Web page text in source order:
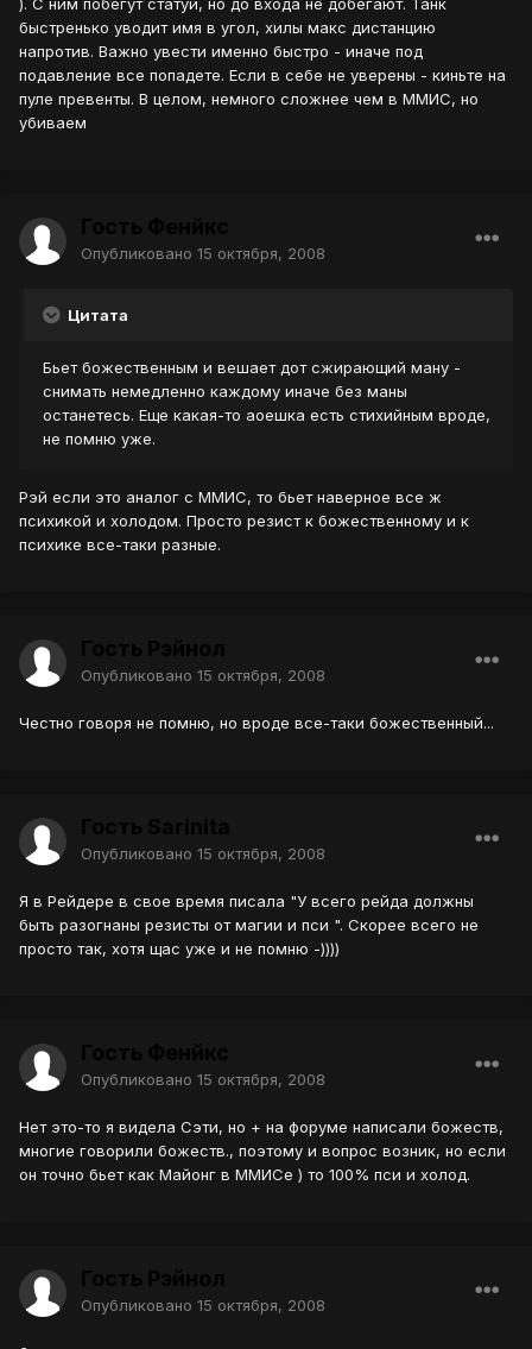
). С ним побегут статуи, но до входа не добегают. Танк
быстренько уводит имя в угол, хилы макс дистанцию
напротив. Важно увести именно быстро - иначе под
подавление все попадете. Если в себе не уверены - киньте на
пуле превенты. В целом, немного сложнее чем в ММИС, но
убиваем
Опубликовано 15 октября, 2008
Цитата
Бьет божественным и вешает дот сжирающий ману -
снимать немедленно каждому иначе без маны
останетесь. Еще какая-то аоешка есть стихийным вроде,
не помню уже.
Рэй если это аналог с ММИС, то бьет наверное все ж
психикой и холодом. Просто резист к божественному и к
психике все-таки разные.
Опубликовано 15 октября, 2008
Честно говоря не помню, но вроде все-таки божественный...
Опубликовано 15 октября, 2008
Я в Рейдере в свое время писала "У всего рейда должны
быть разогнаны резисты от магии и пси ". Скорее всего не
просто так, хотя щас уже и не помню -))))
Опубликовано 15 октября, 2008
Нет это-то я видела Сэти, но + на форуме написали божеств,
многие говорили божеств., поэтому и вопрос возник, но если
он точно бьет как Майонг в ММИСе ) то 100% пси и холод.
Опубликовано 15 октября, 2008